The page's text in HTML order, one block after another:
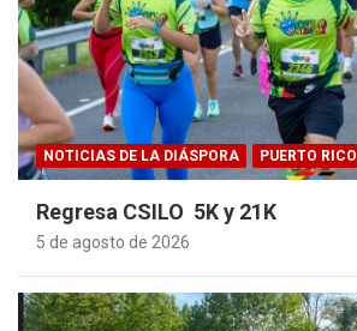
NOTICIAS DE LA DIÁSPORA PUERTO RICO
Regresa CSILO 5K y 21K
5 de agosto de 2026